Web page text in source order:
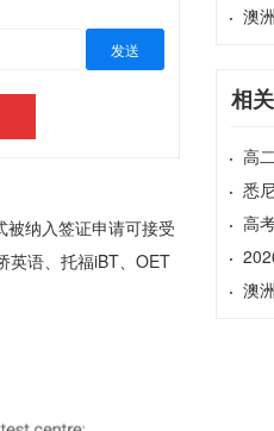
纳入签证申请可接受
英语、托福iBT、OET
· 澳
相
· 高二/
· 悉尼
· 高
· 2026
· 澳